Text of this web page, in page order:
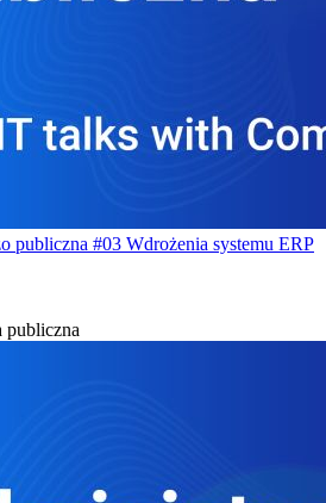
publiczna #03 Wdrożenia systemu ERP
publiczna